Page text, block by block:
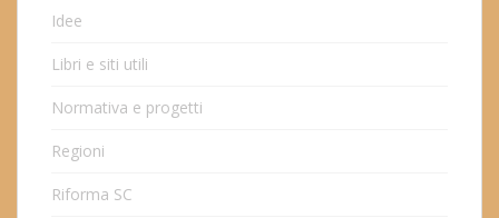
Idee
Libri e siti utili
Normativa e progetti
Regioni
Riforma SC